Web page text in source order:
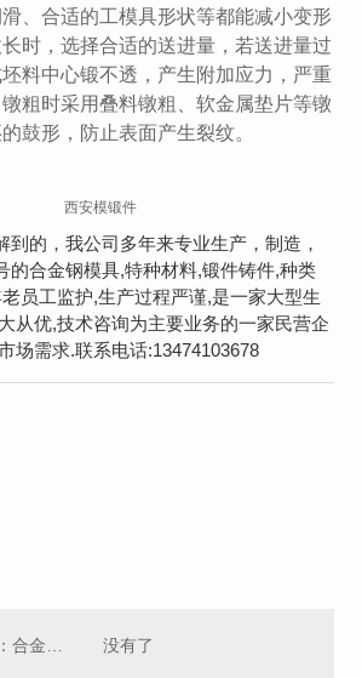
、合适的工模具形状等都能减小变形
时，选择合适的送进量，若送进量过
料中心锻不透，产生附加应力，严重
粗时采用叠料镦粗、软金属垫片等镦
鼓形，防止表面产生裂纹。
到的，我公司多年来专业生产，制造，
的合金钢模具,特种材料,锻件铸件,种类
员工监护,生产过程严谨,是一家大型生
从优,技术咨询为主要业务的一家民营企
场需求.联系电话:13474103678
西安骊佳机械普及：合金钢的基础知识 没有了